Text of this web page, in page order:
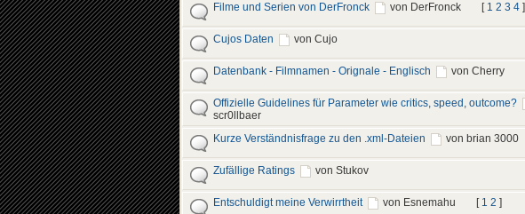
Filme und Serien von DerFronck von DerFronck [ 1 2 3 4]
Cujos Daten von Cujo
Datenbank - Filmnamen - Orignale - Englisch von Cherry
Offizielle Guidelines für Parameter wie critics, speed, outcome?
scr0llbaer
Kurze Verständnisfrage zu den .xml-Dateien von brian 3000
Zufällige Ratings von Stukov
Entschuldigt meine Verwirrtheit von Esnemahu [ 1 2 ]